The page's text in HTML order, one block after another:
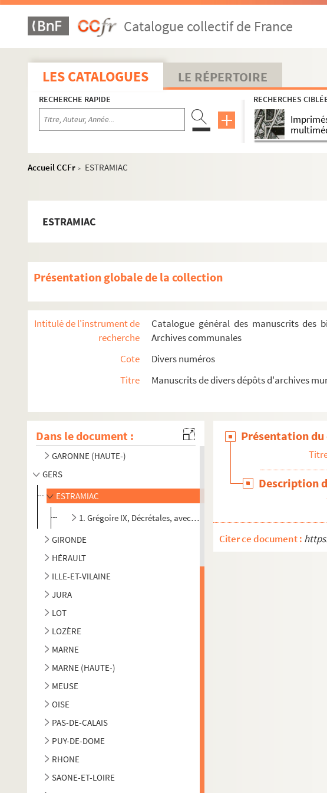
Catalogue collectif de France
LES CATALOGUES LE RÉPERTOIRE
RECHERCHE RAPIDE RECHERCHES
Accueil CCFr >
ESTRAMIAC
ESTRAMIAC
Présentation globale de la collection
Intitulé de l'instrument de
recherche
Catalogue général des manuscrits des
Archives communales
Cote
Divers numéros
Titre
Manuscrits de divers dépôts d'archives
Dans le document :
ALPES (HAUTES-)
ALPES-MARITIMES
EURE-ET-LOIR
GARD
GARONNE (HAUTE-)
GERS
ESTRAMIAC
1. Grégoire IX, Décrétales, avec glose
GIRONDE
HÉRAULT
ILLE-ET-VILAINE
JURA
LOT
LOZÈRE
MARNE
MARNE (HAUTE-)
MEUSE
OISE
PAS-DE-CALAIS
PUY-DE-DOME
RHONE
SAONE-ET-LOIRE
Présentation du
Description
Citer ce document :